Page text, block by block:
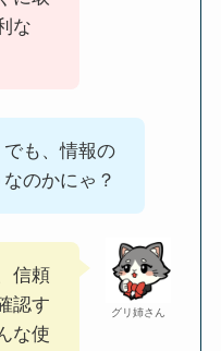
な
も、情報の
のかにゃ？
グリ姉さん
信頼
認す
な使